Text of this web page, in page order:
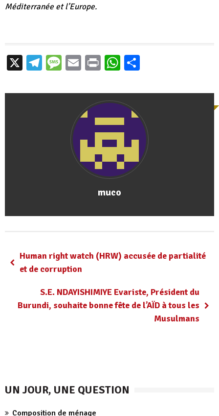
Méditerranée et l’Europe.
X Telegram
Message
EmailPrintWhatsApp
muco
Human right watch (HRW) accusée de partialité
et de corruption
S.E. NDAYISHIMIYE Evariste, Président du
Burundi, souhaite bonne fête de l’AÏD à tous les
Musulmans
UN JOUR, UNE QUESTION
Composition de ménage